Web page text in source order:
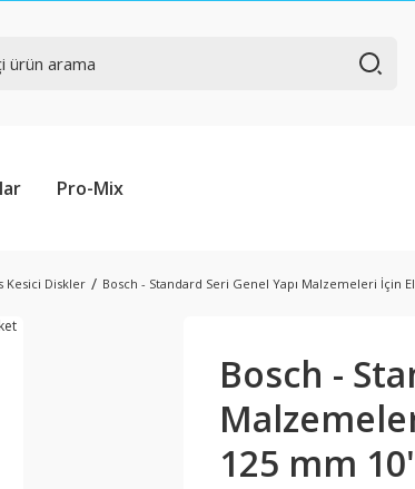
Pro-Mix
Kesici Diskler Bosch - Standard Seri Genel Yapı Malzemeleri İçin
Bosch -
125 mm